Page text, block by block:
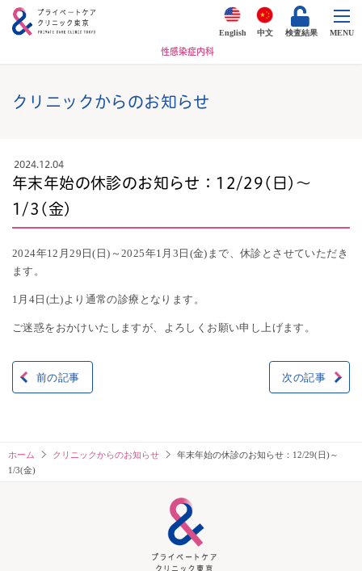
English 中文 検査結果 MENU
性感染症内科
クリニックからのお知らせ
2024.12.04
年末年始の休診のお知らせ：12/29(日)～
1/3(金)
2024年12月29日(日)～2025年1月3日(金)まで、休診とさせていただき
ます。
1月4日(土)より通常の診療となります。
ご迷惑をおかけいたしますが、よろしくお願い申し上げます。
投
ナ
ビ
前の記事 次の記事
ホーム クリニックからのお知らせ
年末年始の休診のお知らせ：12/29(日)～
1/3(金)